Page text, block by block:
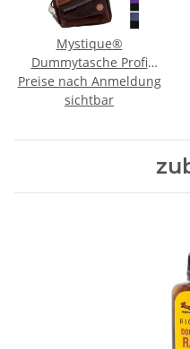
Mystique®
Dummytasche Profi
Dynamic
Preise nach Anmeldung
sichtbar